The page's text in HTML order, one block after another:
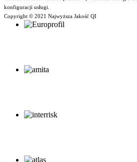
konfiguracji usługi.
Copyright © 2021 Najwyższa Jakość QI